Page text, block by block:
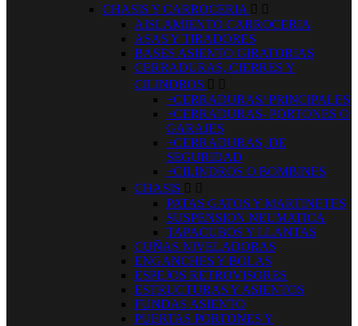
CHASIS Y CARROCERIA  
AISLAMIENTO CARROCERIA
ASAS Y TIRADORES
BASES ASIENTO GIRATORIAS
CERRADURAS, CIERRES Y
CILINDROS  
+CERRADURAS/ PRINCIPALES
+CERRADURAS- PORTONES O
GARAJES
+CERRADURAS, DE
SEGURIDAD
+CILINDROS O BOMBINES
CHASIS  
PATAS GATOS Y MARTINETES
SUSPENSION NEUMATICA
TAPACUBOS Y LLANTAS
CUÑAS NIVELADORAS
ENGANCHES Y BOLAS
ESPEJOS RETROVISORES
ESTRUCTURAS Y ASIENTOS
FUNDAS ASIENTO
PUERTAS PORTONES Y